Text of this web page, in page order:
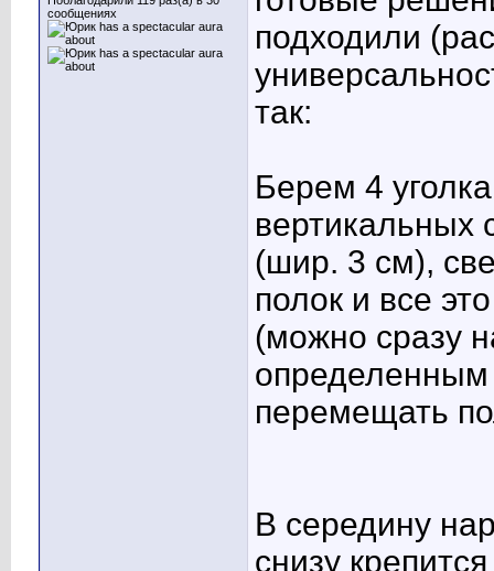
сообщениях
подходили
так:
Берем 4
вертикальных
(шир. 3 см),
полок и все
(можно сразу
определенным
перемещать
В середину
снизу